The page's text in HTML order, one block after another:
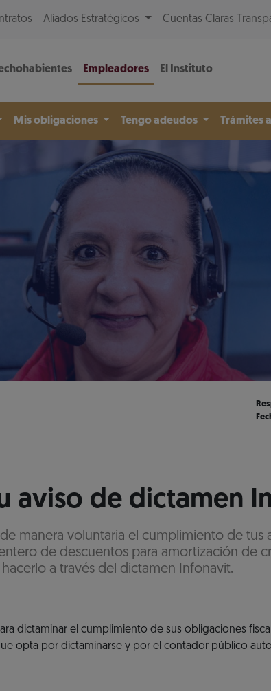
Aliados Estratégicos Cuentas Claras
Empleadores El Instituto
Mis obligaciones Tengo adeudos Trámites
aviso de dictamen
manera voluntaria el cumplimiento de tus
de descuentos para amortización de
hacerlo a través del dictamen Infonavit.
dictaminar el cumplimiento de sus obligaciones
opta por dictaminarse y por el contador público